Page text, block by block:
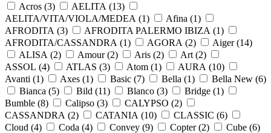
Acros (3) AELITA (13)
AELITA/VITA/VIOLA/MEDEA (1) Afina (1)
AFRODITA (3) AFRODITA PALERMO IBIZA (1)
AFRODITA/CASSANDRA (1) AGORA (2) Aiger (14)
ALISA (2) Amour (2) Aris (2) Art (2)
ASSOL (4) ATLAS (3) Atom (1) AURA (10)
Avanti (1) Axes (1) Basic (7) Bella (1) Bella New (6)
Bianca (5) Bild (11) Blanco (3) Bridge (1)
Bumble (8) Calipso (3) CALYPSO (2)
CASSANDRA (2) CATANIA (10) CLASSIC (6)
Cloud (4) Coda (4) Convey (9) Copter (2) Cube (6)